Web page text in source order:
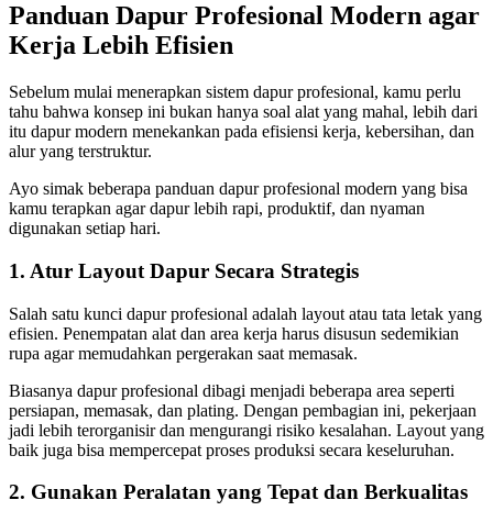
Panduan Dapur Profesional Modern agar
Kerja Lebih Efisien
Sebelum mulai menerapkan sistem dapur profesional, kamu perlu
tahu bahwa konsep ini bukan hanya soal alat yang mahal, lebih dari
itu dapur modern menekankan pada efisiensi kerja, kebersihan, dan
alur yang terstruktur.
Ayo simak beberapa panduan dapur profesional modern yang bisa
kamu terapkan agar dapur lebih rapi, produktif, dan nyaman
digunakan setiap hari.
1. Atur Layout Dapur Secara Strategis
Salah satu kunci dapur profesional adalah layout atau tata letak yang
efisien. Penempatan alat dan area kerja harus disusun sedemikian
rupa agar memudahkan pergerakan saat memasak.
Biasanya dapur profesional dibagi menjadi beberapa area seperti
persiapan, memasak, dan plating. Dengan pembagian ini, pekerjaan
jadi lebih terorganisir dan mengurangi risiko kesalahan. Layout yang
baik juga bisa mempercepat proses produksi secara keseluruhan.
2. Gunakan Peralatan yang Tepat dan Berkualitas